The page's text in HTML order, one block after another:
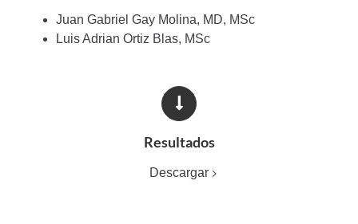
Juan Gabriel Gay Molina, MD, MSc
Luis Adrian Ortiz Blas, MSc
Resultados
Descargar